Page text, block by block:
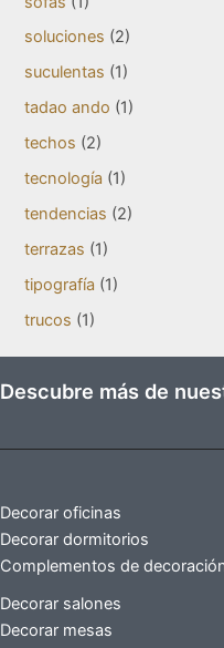
soluciones (2)
suculentas (1)
tadao ando (1)
techos (2)
tecnología (1)
tendencias (2)
terrazas (1)
tipografía (1)
trucos (1)
Descubre más de
Decorar oficinas
Decorar dormitorios
Complementos de
Decorar salones
Decorar mesas